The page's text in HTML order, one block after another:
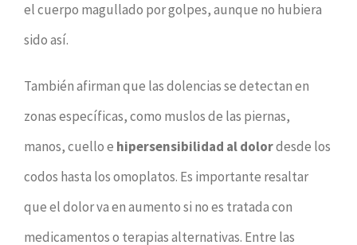
el cuerpo magullado por golpes, aunque no hubiera
sido así.
También afirman que las dolencias se detectan en
zonas específicas, como muslos de las piernas,
manos, cuello e hipersensibilidad al dolordesde los
codos hasta los omoplatos. Es importante resaltar
que el dolor va en aumento si no es tratada con
medicamentos o terapias alternativas. Entre las